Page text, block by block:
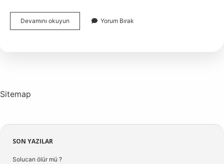
Devamını okuyun
Anki
Yorum Bırak
Sitemap
Sidebar
SON YAZILAR
Solucan ölür mü ?